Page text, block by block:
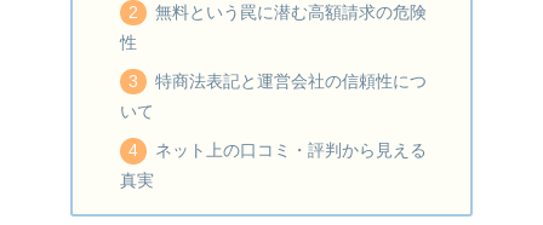
無料という罠に潜む高額請求の危険
性
特商法表記と運営会社の信頼性につ
いて
ネット上の口コミ・評判から見える
真実